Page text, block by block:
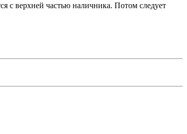
с верхней частью наличника. Потом следует